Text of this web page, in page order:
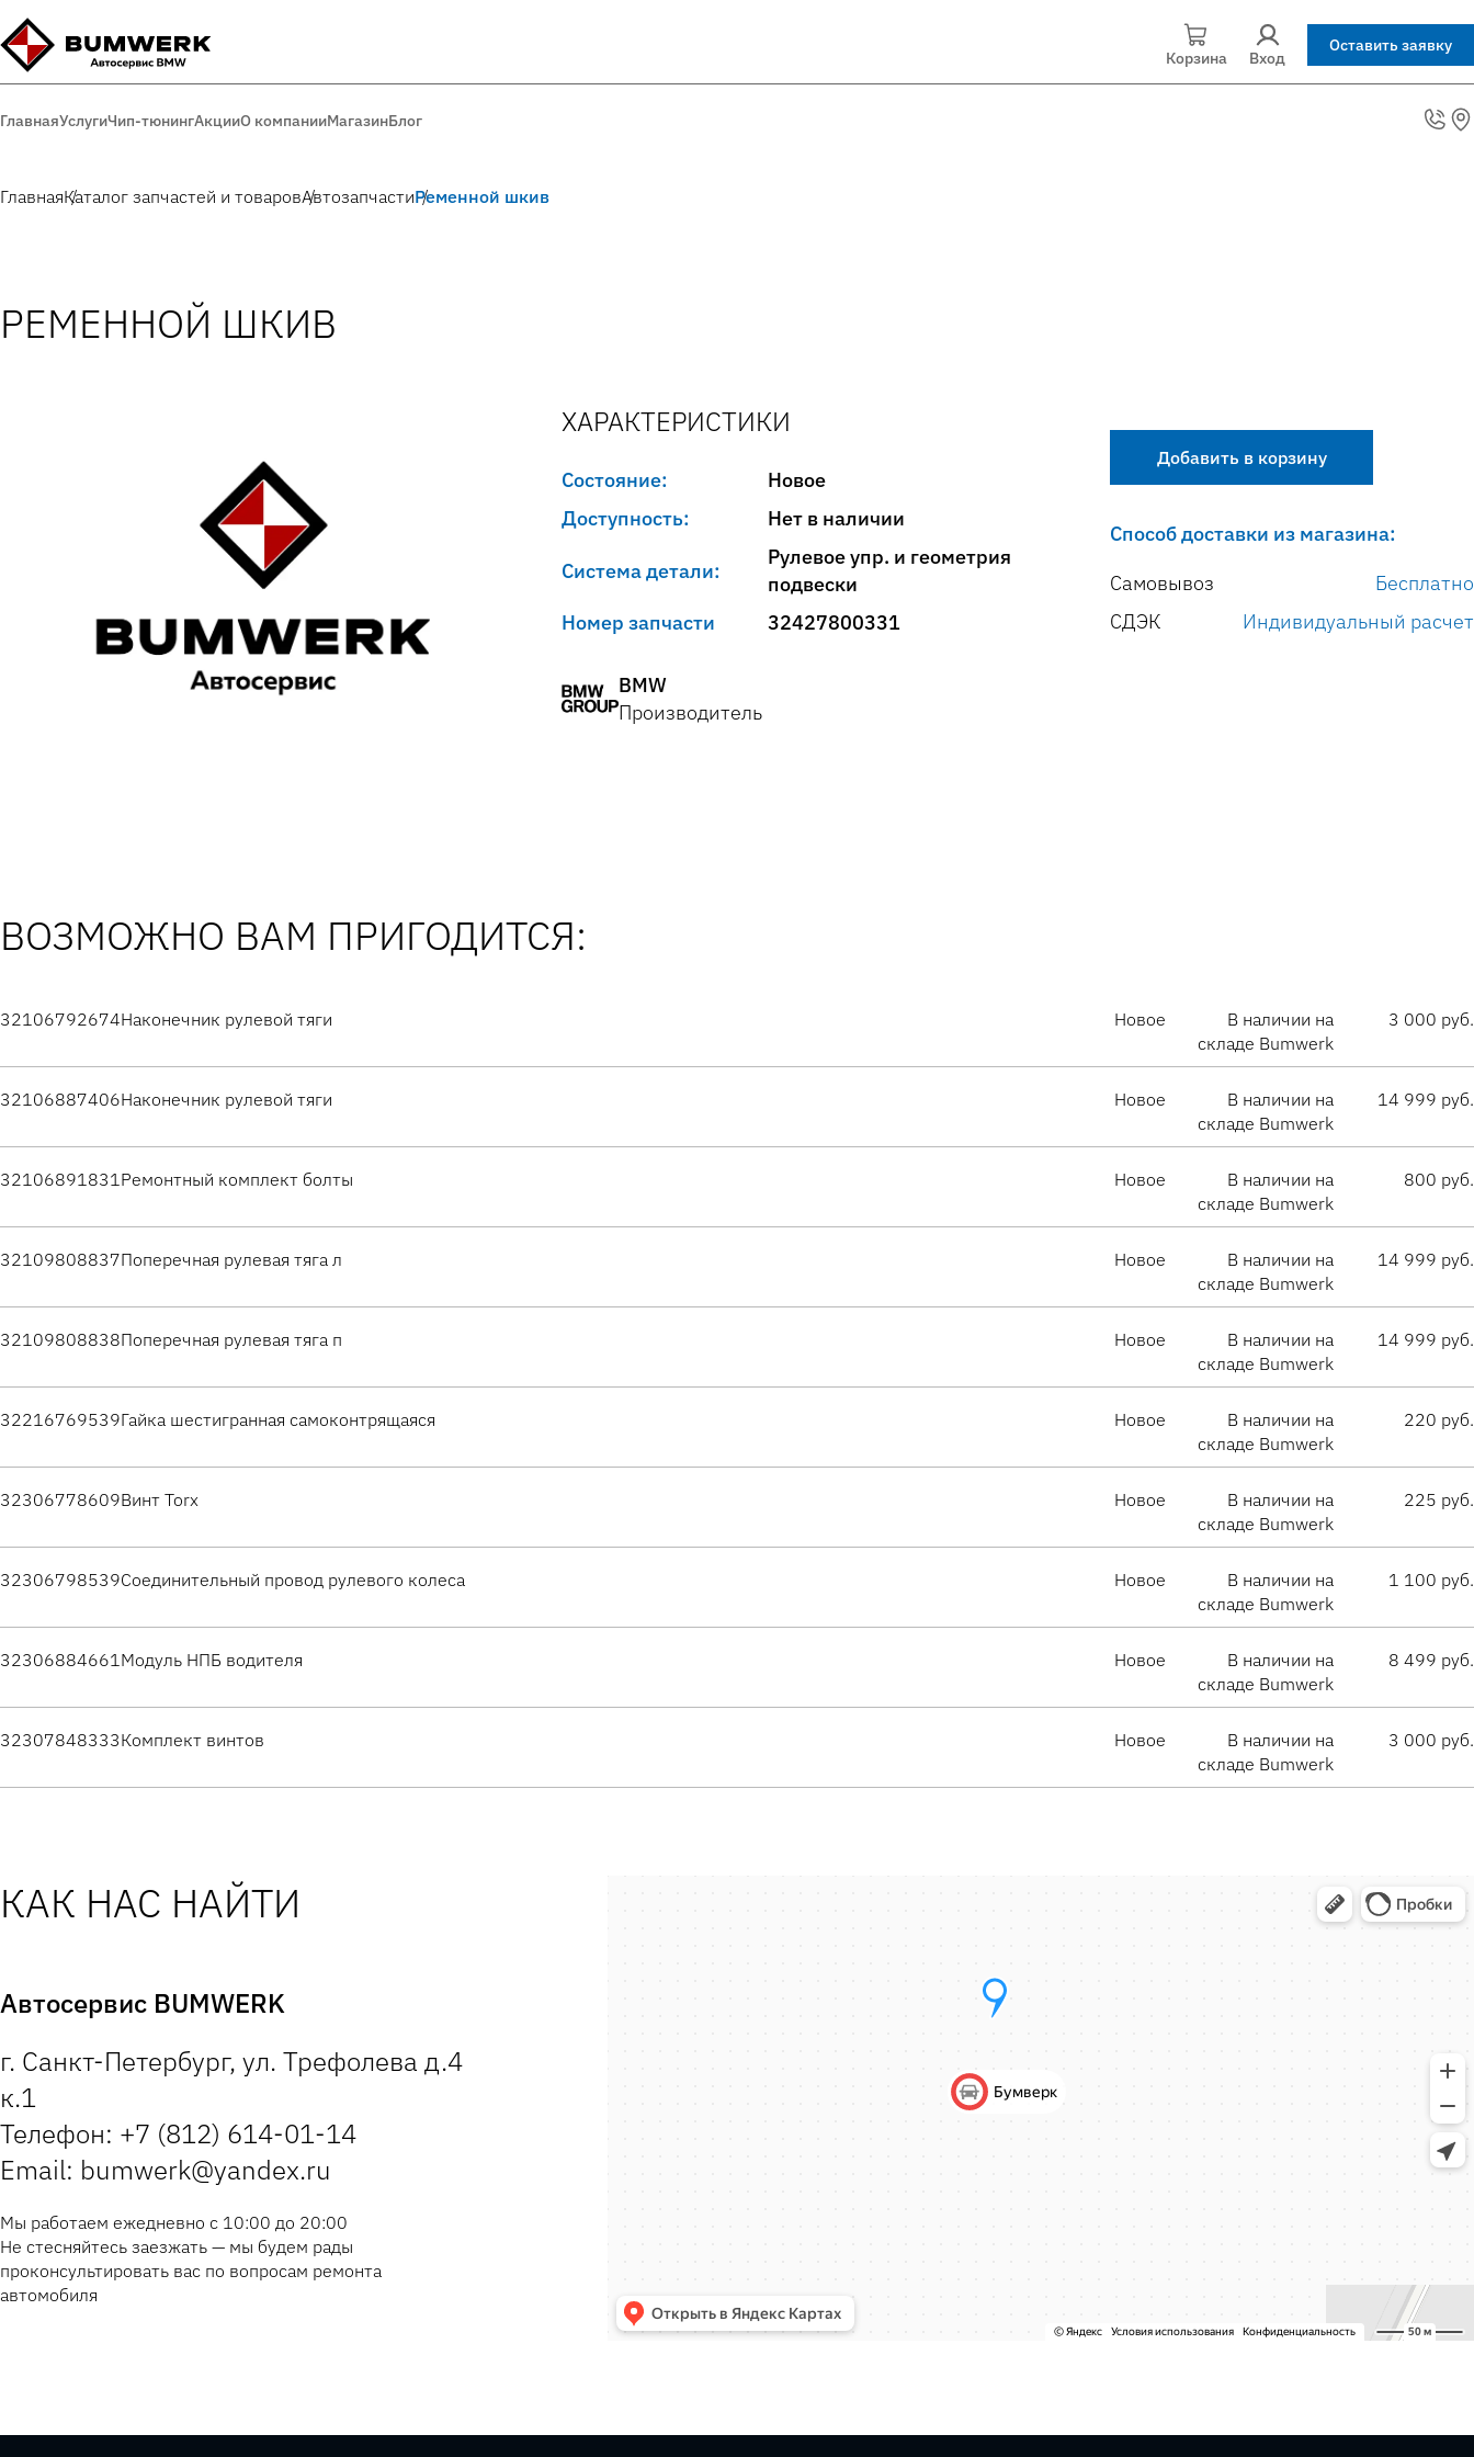
Корзина Вход
Оставить заявку
ГлавнаяУслугиЧип-тюнингАкцииО компанииМагазинБлог
ГлавнаяКаталог запчастей и товаровАвтозапчастиРеменной шкив
РЕМЕННОЙ ШКИВ
ХАРАКТЕРИСТИКИ
Состояние:
Новое
Доступность:
Нет в наличии
Система детали:
Рулевое упр. и геометрия
подвески
Номер запчасти
32427800331
BMW
Производитель
Добавить в корзину
Способ доставки из магазина:
Самовывоз
Бесплатно
СДЭК
Индивидуальный расчет
ВОЗМОЖНО ВАМ ПРИГОДИТСЯ:
32106792674Наконечник рулевой тяги Новое
В наличии на
складе Bumwerk
3 000 руб.
32106887406Наконечник рулевой тяги Новое
В наличии на
складе Bumwerk
14 999 руб.
32106891831Ремонтный комплект болты Новое
В наличии на
складе Bumwerk
800 руб.
32109808837Поперечная рулевая тяга л Новое
В наличии на
складе Bumwerk
14 999 руб.
32109808838Поперечная рулевая тяга п Новое
В наличии на
складе Bumwerk
14 999 руб.
32216769539Гайка шестигранная самоконтрящаяся Новое
В наличии на
складе Bumwerk
220 руб.
32306778609Винт Torx Новое
В наличии на
складе Bumwerk
225 руб.
32306798539Соединительный провод рулевого колеса Новое
В наличии на
складе Bumwerk
1 100 руб.
32306884661Модуль НПБ водителя Новое
В наличии на
складе Bumwerk
8 499 руб.
32307848333Комплект винтов Новое
В наличии на
складе Bumwerk
3 000 руб.
КАК НАС НАЙТИ
Автосервис BUMWERK
г. Санкт-Петербург, ул. Трефолева д.4
к.1
Телефон: +7 (812) 614-01-14
Email: bumwerk@yandex.ru
Мы работаем ежедневно с 10:00 до 20:00
Не стесняйтесь заезжать — мы будем рады
проконсультировать вас по вопросам ремонта
автомобиля